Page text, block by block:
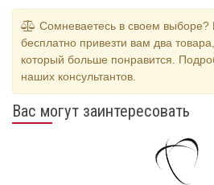
Сомневаетесь в своем выборе?
бесплатно привезти вам два
который больше понравится.
наших консультантов.
Вас могут заинтересовать